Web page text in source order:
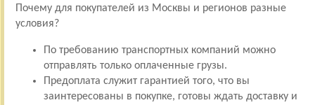
Почему для покупателей из Москвы и регионов разные
условия?
По требованию транспортных компаний можно
отправлять только оплаченные грузы.
Предоплата служит гарантией того, что вы
заинтересованы в покупке, готовы ждать доставку и